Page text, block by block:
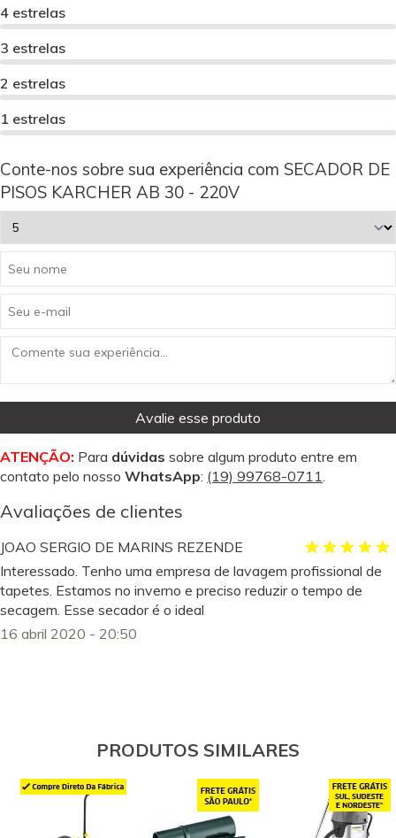
4 estrelas
3 estrelas
2 estrelas
1 estrelas
Conte-nos sobre sua experiência com SECADOR DE
PISOS KARCHER AB 30 - 220V
Avalie esse produto
ATENÇÃO: Para dúvidas sobre algum produto entre em
contato pelo nosso WhatsApp: (19) 99768-0711.
Avaliações de clientes
JOAO SERGIO DE MARINS REZENDE
Interessado. Tenho uma empresa de lavagem profissional de
tapetes. Estamos no inverno e preciso reduzir o tempo de
secagem. Esse secador é o ideal
16 abril 2020 - 20:50
PRODUTOS SIMILARES